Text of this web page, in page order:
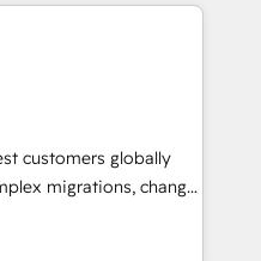
and Clay, our
in CRM architecture,
and go-to-
customers globally
migrations, change
and creative
impact and